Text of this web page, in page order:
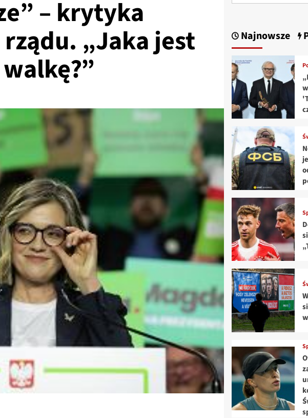
– krytyka
„Jaka jest Najnowsze